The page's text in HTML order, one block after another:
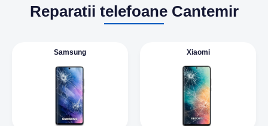
Reparatii telefoane Cantemir
Samsung Xiaomi